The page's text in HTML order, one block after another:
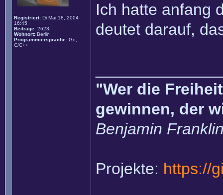
Registriert: Di Mai 18, 2004
16:45
Beiträge: 2623
Wohnort: Berlin
Programmiersprache: Go,
C/C++
Ich hatte anfang
deutet darauf,
"Wer die
gewinnen, der
Benjamin
Projekte: https://